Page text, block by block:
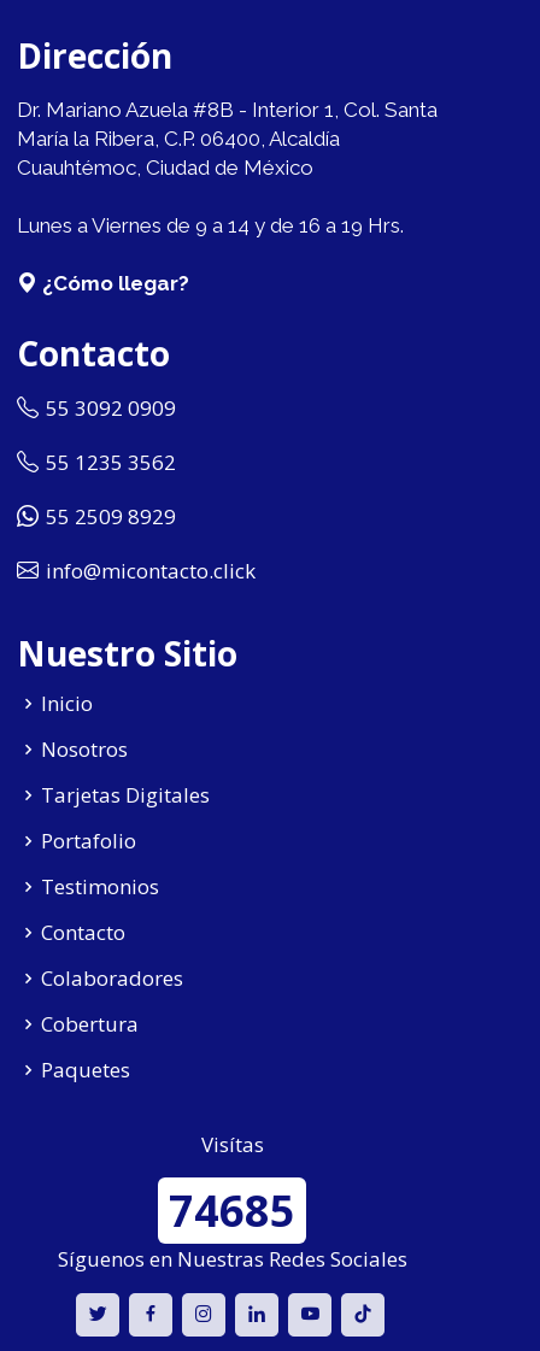
Dirección
Dr. Mariano Azuela #8B - Interior 1, Col. Santa
María la Ribera, C.P. 06400, Alcaldía
Cuauhtémoc, Ciudad de México
Lunes a Viernes de 9 a 14 y de 16 a 19 Hrs.
¿Cómo llegar?
Contacto
55 3092 0909
55 1235 3562
55 2509 8929
info@micontacto.click
Nuestro Sitio
Inicio
Nosotros
Tarjetas Digitales
Portafolio
Testimonios
Contacto
Colaboradores
Cobertura
Paquetes
Visítas
74685
Síguenos en Nuestras Redes Sociales